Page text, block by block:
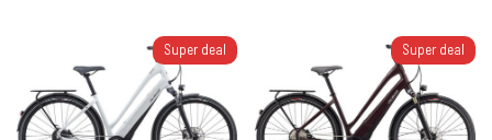
Super deal Super deal